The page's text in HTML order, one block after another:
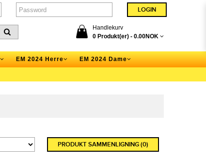
Handlekurv
0 Produkt(er) - 0.00NOK
EM 2024 Herre EM 2024 Dame
PRODUKT SAMMENLIGNING (0)